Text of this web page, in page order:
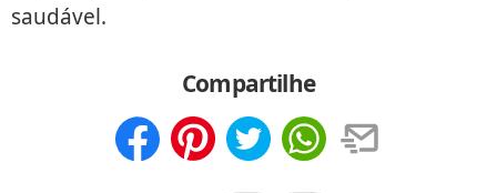
saudável.
Compartilhe